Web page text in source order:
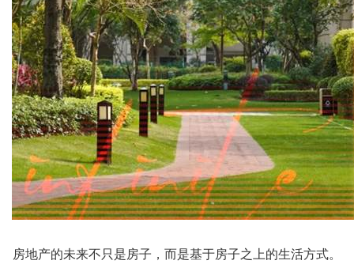
房地产的未来不只是房子，而是基于房子之上的生活方式。